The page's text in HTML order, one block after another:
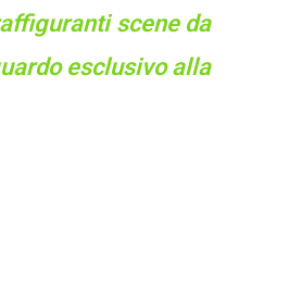
scene da
esclusivo alla